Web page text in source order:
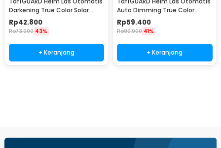
Darkening True Color Solar
Welding Mask - HJ28
Rp42.800
Rp73.900 43%
+ Keranjang
Auto Dimming True Color
Welding Mask LED - HF28
Rp59.400
Rp99.900 41%
+ Keranjang